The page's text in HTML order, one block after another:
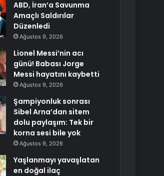
ABD, İran’a Savunma
Amaçlı Saldırılar
Düzenledi
Ağustos 9, 2026
Lionel Messi’nin acı
günü! Babası Jorge
Messi hayatını kaybetti
Ağustos 9, 2026
Şampiyonluk sonrası
Sibel Arna’dan sitem
dolu paylaşım: Tek bir
korna sesi bile yok
Ağustos 9, 2026
Yaşlanmayı yavaşlatan
en doğal ilaç